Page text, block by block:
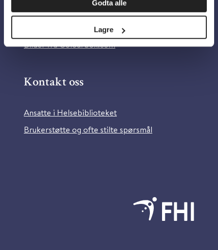
Godta alle
Lagre
Tilgjengelighetserklæring
Information in English
Bilder fra Colourbox.com
Kontakt oss
Ansatte i Helsebiblioteket
Brukerstøtte og ofte stilte spørsmål